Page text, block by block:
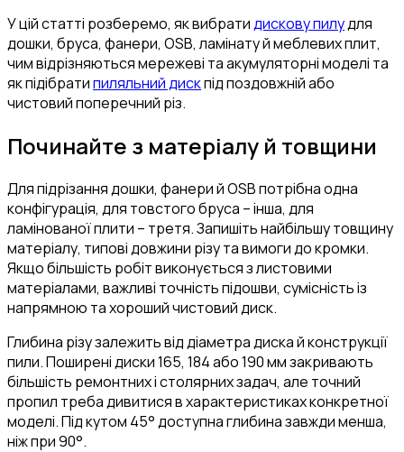
У цій статті розберемо, як вибратидискову пилудля
дошки, бруса, фанери, OSB, ламінату й меблевих плит,
чим відрізняються мережеві та акумуляторні моделі та
як підібратипиляльний дискпід поздовжній або
чистовий поперечний різ.
Починайте з матеріалу й товщини
Для підрізання дошки, фанери й OSB потрібна одна
конфігурація, для товстого бруса – інша, для
ламінованої плити – третя. Запишіть найбільшу товщину
матеріалу, типові довжини різу та вимоги до кромки.
Якщо більшість робіт виконується з листовими
матеріалами, важливі точність підошви, сумісність із
напрямною та хороший чистовий диск.
Глибина різу залежить від діаметра диска й конструкції
пили. Поширені диски 165, 184 або 190 мм закривають
більшість ремонтних і столярних задач, але точний
пропил треба дивитися в характеристиках конкретної
моделі. Під кутом 45° доступна глибина завжди менша,
ніж при 90°.